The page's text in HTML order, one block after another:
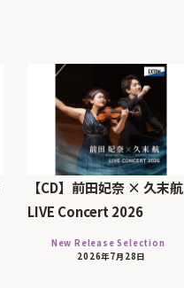
【CD】前田妃奈 × 久末航
LIVE Concert 2026
New Release Selection
2026年7月28日